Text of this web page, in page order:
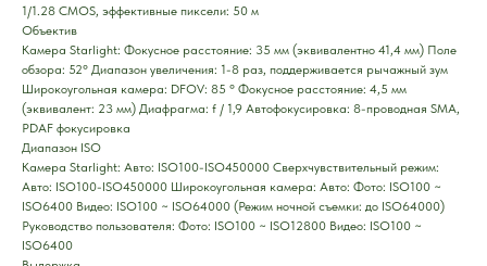
1/1.28 CMOS, эффективные пиксели: 50 м
Объектив
Камера Starlight: Фокусное расстояние: 35 мм (эквивалентно 41,4 мм) Поле
обзора: 52° Диапазон увеличения: 1-8 раз, поддерживается рычажный зум
Широкоугольная камера: DFOV: 85 ° Фокусное расстояние: 4,5 мм
(эквивалент: 23 мм) Диафрагма: f / 1,9 Автофокусировка: 8-проводная SMA,
PDAF фокусировка
Диапазон ISO
Камера Starlight: Авто: ISO100-ISO450000 Сверхчувствительный режим:
Авто: ISO100-ISO450000 Широкоугольная камера: Авто: Фото: ISO100 ~
ISO6400 Видео: ISO100 ~ ISO64000 (Режим ночной съемки: до ISO64000)
Руководство пользователя: Фото: ISO100 ~ ISO12800 Видео: ISO100 ~
ISO6400